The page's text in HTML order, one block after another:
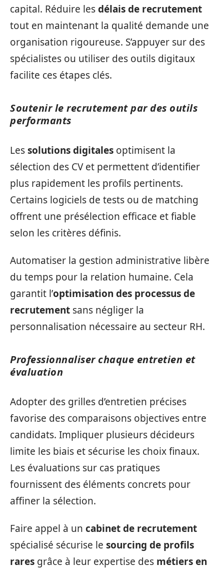
capital. Réduire lesdélais de recrutement
tout en maintenant la qualité demande une
organisation rigoureuse. S’appuyer sur des
spécialistes ou utiliser des outils digitaux
facilite ces étapes clés.
Soutenir le recrutement par des outils
performants
Lessolutions digitales optimisent la
sélection des CV et permettent d’identifier
plus rapidement les profils pertinents.
Certains logiciels de tests ou de matching
offrent une présélection efficace et fiable
selon les critères définis.
Automatiser la gestion administrative libère
du temps pour la relation humaine. Cela
garantit l’optimisation des processus de
recrutement sans négliger la
personnalisation nécessaire au secteur RH.
Professionnaliser chaque entretien et
évaluation
Adopter des grilles d’entretien précises
favorise des comparaisons objectives entre
candidats. Impliquer plusieurs décideurs
limite les biais et sécurise les choix finaux.
Les évaluations sur cas pratiques
fournissent des éléments concrets pour
affiner la sélection.
Faire appel à un cabinet de recrutement
spécialisé sécurise le sourcing de profils
rares grâce à leur expertise des métiers en